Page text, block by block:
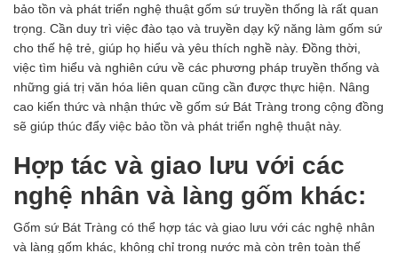
bảo tồn và phát triển nghệ thuật gốm sứ truyền thống là rất quan
trọng. Cần duy trì việc đào tạo và truyền dạy kỹ năng làm gốm sứ
cho thế hệ trẻ, giúp họ hiểu và yêu thích nghề này. Đồng thời,
việc tìm hiểu và nghiên cứu về các phương pháp truyền thống và
những giá trị văn hóa liên quan cũng cần được thực hiện. Nâng
cao kiến thức và nhận thức về gốm sứ Bát Tràng trong cộng đồng
sẽ giúp thúc đẩy việc bảo tồn và phát triển nghệ thuật này.
Hợp tác và giao lưu với các
nghệ nhân và làng gốm khác:
Gốm sứ Bát Tràng có thể hợp tác và giao lưu với các nghệ nhân
và làng gốm khác, không chỉ trong nước mà còn trên toàn thế